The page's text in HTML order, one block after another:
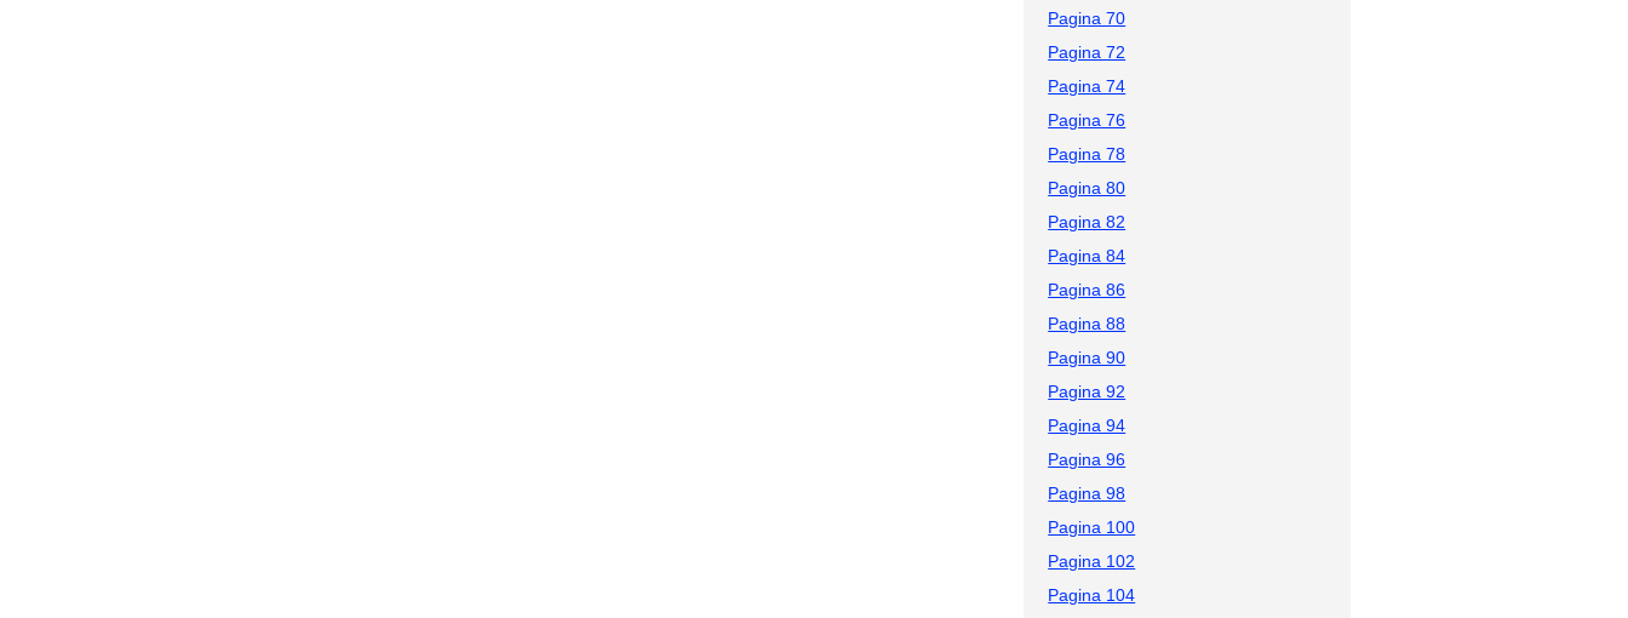
Pagina 70
Pagina 72
Pagina 74
Pagina 76
Pagina 78
Pagina 80
Pagina 82
Pagina 84
Pagina 86
Pagina 88
Pagina 90
Pagina 92
Pagina 94
Pagina 96
Pagina 98
Pagina 100
Pagina 102
Pagina 104